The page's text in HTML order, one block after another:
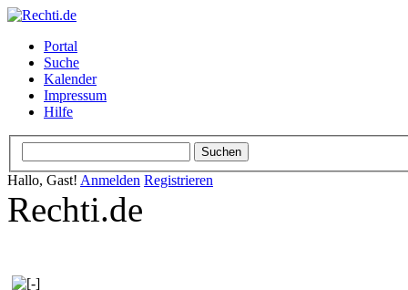
Portal
Suche
Kalender
Impressum
Hilfe
Hallo, Gast! Anmelden Registrieren
Rechti.de